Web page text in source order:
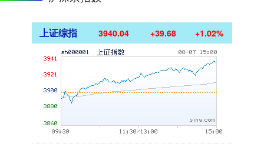
上证综指 3940.04 +39.68 +1.02%